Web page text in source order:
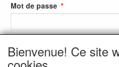
Mot de passe
Bienvenue! Ce site